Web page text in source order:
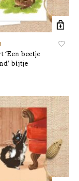
‘Een beetje
bijtje